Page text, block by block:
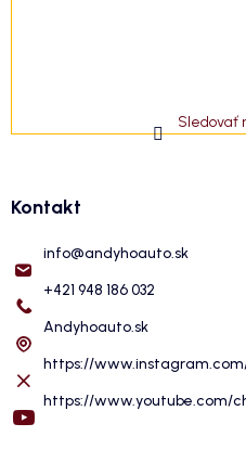
Sledovať
Kontakt
info@andyhoauto.sk
+421 948 186 032
Andyhoauto.sk
https://
https://www.youtube.com/